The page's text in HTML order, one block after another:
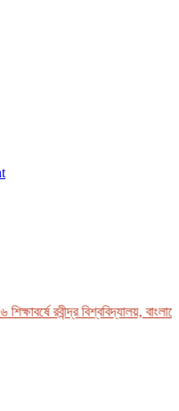
রবীন্দ্র বিশ্ববিদ্যালয়,